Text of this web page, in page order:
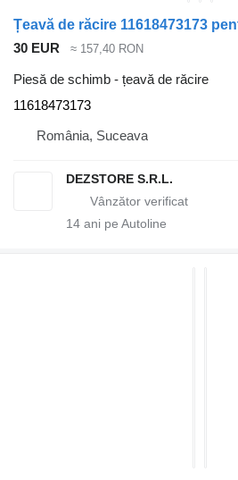
30 EUR ≈ 157,40 RON
Piesă de schimb - țeavă de răcire
11618473173
România, Suceava
DEZSTORE S.R.L.
14 ani pe Autoline